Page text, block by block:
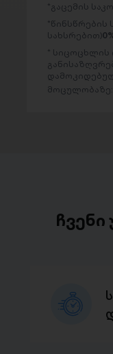
გაცემის
წინსწრების
სახსრებით)
სიცოცხლის
მოცულობაზე: